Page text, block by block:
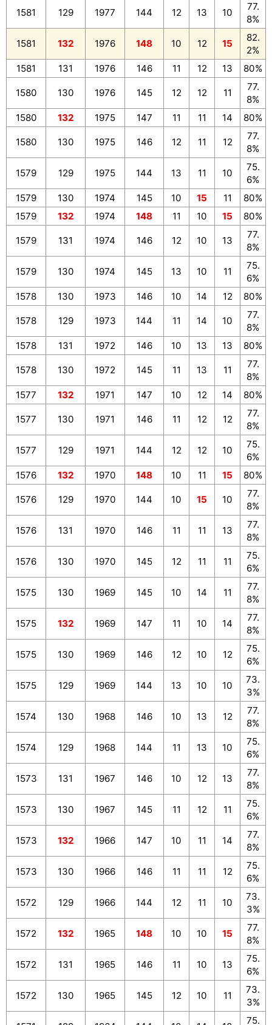
1581 129 1977 144 12 13 10
77.
8%
1581 132 1976 148 10 12 15
82.
2%
1581
131 1976 146 11 12 13 80%
1580 130 1976 145 12 12 11
77.
8%
1580
132 1975 147 11 11 14 80%
1580 130 1975 146 12 11 12
77.
8%
1579 129 1975 144 13 11 10
75.
6%
1579
130 1974 145 10 15 11
80%
1579
132 1974 148 11 10 15 80%
1579 131 1974 146 12 10 13
77.
8%
1579 130 1974 145 13 10 11
75.
6%
1578
130 1973 146 10 14 12 80%
1578 129 1973 144 11 14 10
77.
8%
1578
131 1972 146 10 13 13 80%
1578 130 1972 145 11 13 11
77.
8%
1577
132 1971 147 10 12 14 80%
1577 130 1971 146 11 12 12
77.
8%
1577 129 1971 144 12 12 10
75.
6%
1576
132 1970 148 10 11 15 80%
1576 129 1970 144 10 15 10
77.
8%
1576 131 1970 146 11 11 13
77.
8%
1576 130 1970 145 12 11 11
75.
6%
1575 130 1969 145 10 14 11
77.
8%
1575 132 1969 147 11 10 14
77.
8%
1575 130 1969 146 12 10 12
75.
6%
1575 129 1969 144 13 10 10
73.
3%
1574 130 1968 146 10 13 12
77.
8%
1574 129 1968 144 11 13 10
75.
6%
1573 131 1967 146 10 12 13
77.
8%
1573 130 1967 145 11 12 11
75.
6%
1573 132 1966 147 10 11 14
77.
8%
1573 130 1966 146 11 11 12
75.
6%
1572 129 1966 144 12 11 10
73.
3%
1572 132 1965 148 10 10 15
77.
8%
1572 131 1965 146 11 10 13
75.
6%
1572 130 1965 145 12 10 11
73.
3%
75.